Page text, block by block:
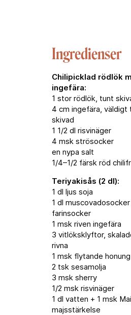
Ingredienser
Chilipicklad rödlök
ingefära:
1 stor rödlök, tunt
4 cm ingefära, väldigt
skivad
1 1/2 dl risvinäger
4 msk strösocker
en nypa salt
1/4–1/2 färsk röd
Teriyakisås (2 dl):
1 dl ljus soja
1 dl
farinsocker
1 msk riven ingefära
3 vitlöksklyftor,
rivna
1 msk flytande honung
2 tsk sesamolja
3 msk sherry
1/2 msk risvinäger
1 dl vatten + 1 msk
majsstärkelse